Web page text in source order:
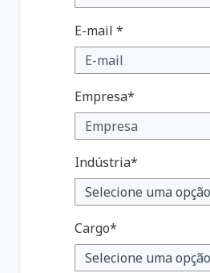
E-mail *
Empresa*
Indústria*
Cargo*